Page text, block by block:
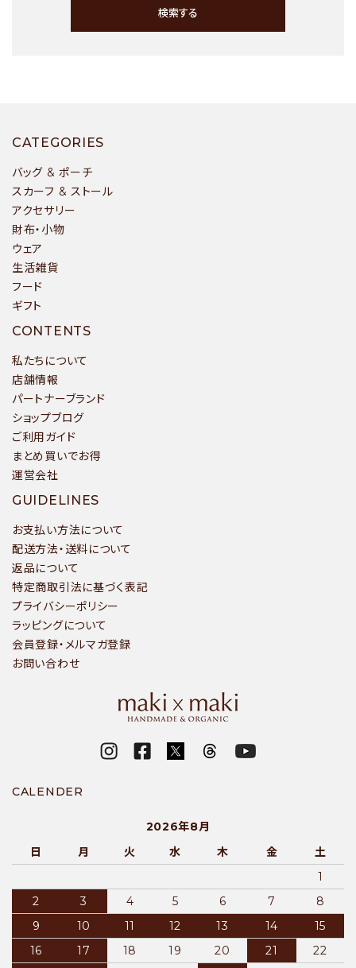
検索する
キーワード
カテゴリー
CATEGORIES
バッグ & ポーチ
スカーフ & ストール
アクセサリー
財布・小物
ウェア
生活雑貨
フード
ギフト
CONTENTS
私たちについて
店舗情報
パートナーブランド
ショップブログ
ご利用ガイド
まとめ買いでお得
運営会社
GUIDELINES
お支払い方法について
配送方法・送料について
返品について
特定商取引法に基づく表記
プライバシーポリシー
ラッピングについて
会員登録・メルマガ登録
お問い合わせ
CALENDER
2026年8月
日
月 火 水 木 金
土
1
2
3 4 5 6 7
8
9
10 11 12 13 14
15
16
17 18 19 20 21 22